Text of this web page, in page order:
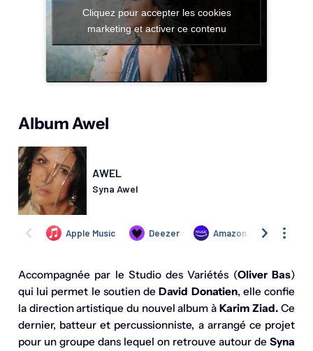
Cliquez pour accepter les cookies
marketing et activer ce contenu
Album Awel
Accompagnée par le Studio des Variétés (Oliver Bas)
qui lui permet le soutien deDavid Donatien, elle confie
la direction artistique du nouvel album à Karim Ziad. Ce
dernier, batteur et percussionniste, a arrangé ce projet
pour un groupe dans lequel on retrouve autour deSyna